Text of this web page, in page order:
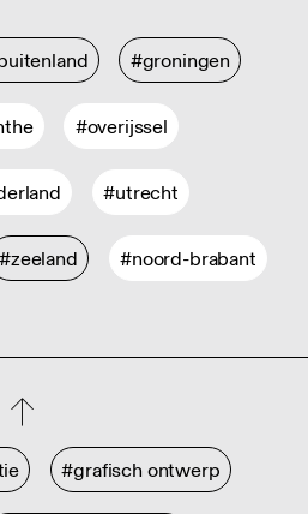
#groningen
#overijssel
#utrecht
#zeeland #noord-brabant
#grafisch ontwerp